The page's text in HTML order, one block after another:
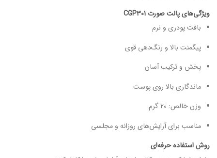
ویژگی‌های پالت صورت CGP301
بافت پودری و نرم
پیگمنت بالا و رنگ‌دهی قوی
پخش و ترکیب آسان
ماندگاری بالا روی پوست
وزن خالص: ۲۰ گرم
مناسب برای آرایش‌های روزانه و مجلسی
روش استفاده حرفه‌ای